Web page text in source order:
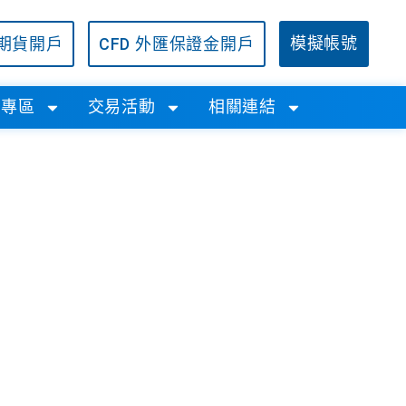
貨開戶 CFD 外匯保證金開戶 模擬帳號
區 交易活動 相關連結